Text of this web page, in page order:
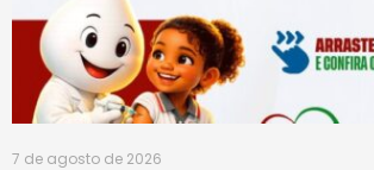
7 de agosto de 2026